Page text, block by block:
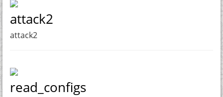
attack2
attack2
read_configs